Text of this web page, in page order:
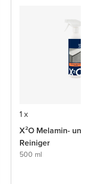
1 x
X²O Melamin- und PVC-
Reiniger
500 ml